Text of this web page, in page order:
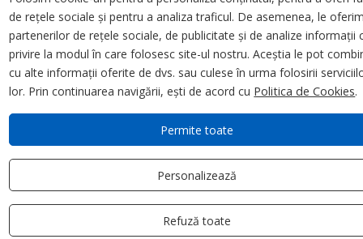
Copex Scame, D20 750N (100M)
cu fir de tragere
de rețele sociale și pentru a analiza traficul. De asemenea, le
partenerilor de rețele sociale, de publicitate și de analize informații
privire la modul în care folosesc site-ul nostru. Aceștia le pot
cu alte informații oferite de dvs. sau culese în urma folosirii
lor. Prin continuarea navigării, ești de acord cu Politica de Cookies.
Permite toate
Personalizează
Refuză toate